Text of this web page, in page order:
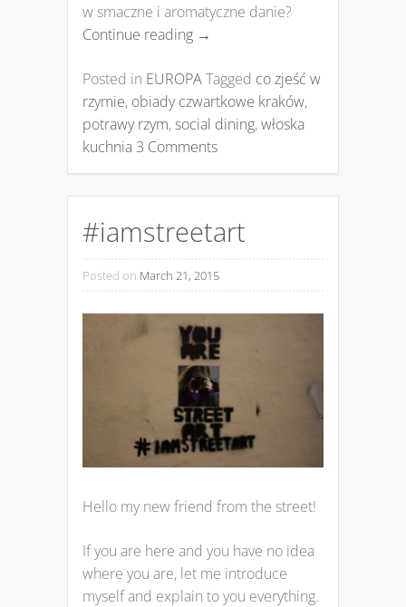
w smaczne i aromatyczne danie?
Continue reading →
Posted in EUROPATagged co zjeść w
rzymie, obiady czwartkowe kraków,
potrawy rzym,social dining,włoska
kuchnia 3 Comments
#iamstreetart
Posted on March 21, 2015
Hello my new friend from the street!
If you are here and you have no idea
where you are, let me introduce
myself and explain to you everything.